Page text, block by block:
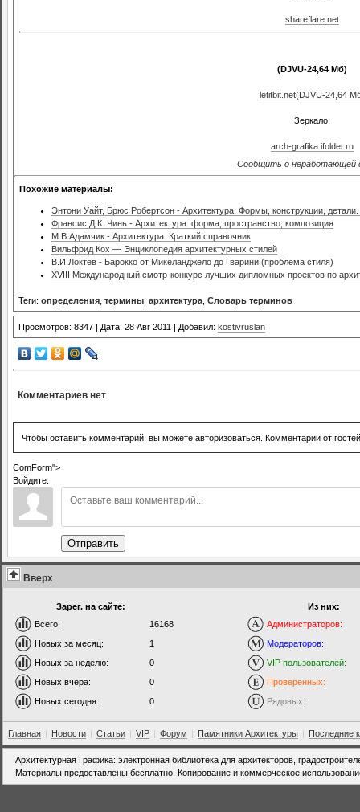
shareflare.net
(DJVU-24,64 Мб)
letitbit.net(DJVU-24,64
Зеркало:
arch-grafika.ifolder.ru
Сообщить о неработающей
Похожие материалы:
Энтони Уайт, Брюс Робертсон - Архитектура. Формы, конструкции,
Франсис Д.К. Чинь - Архитектура: форма, пространство, композиция
М.В.Адамчик - Архитектура. Краткий справочник
Вильфрид Кох — Энциклопедия архитектурных стилей
В.И.Локтев - Барокко от Микеланджело до Гварини (проблема стиля)
XVIII Международный смотр-конкурс лучших дипломных проектов по
Теги: определения термины архитектура Словарь терминов
Просмотров: 8347 | Дата: 28 Авг 2011 | Добавил: kostivruslan
Комментариев нет
Чтобы оставить комментарий, вы можете авторизоваться. Комментарии от
ComForm">
Войдите:
Отправить
Вверх
Зарег. на сайте:
Всего:
16168
Новых за месяц:
1
Новых за неделю:
0
Новых вчера:
0
Новых сегодня:
0
Из них:
Администраторов:
Модераторов:
VIP пользователей:
Проверенных:
Рядовых:
Главная | Новости | Статьи | VIP | Форум | Памятники Архитектуры | Последние
Архитектурная Графика: электронная библиотека для архитекторов,
Материалы предоставлены бесплатно. Копирование и коммерческое